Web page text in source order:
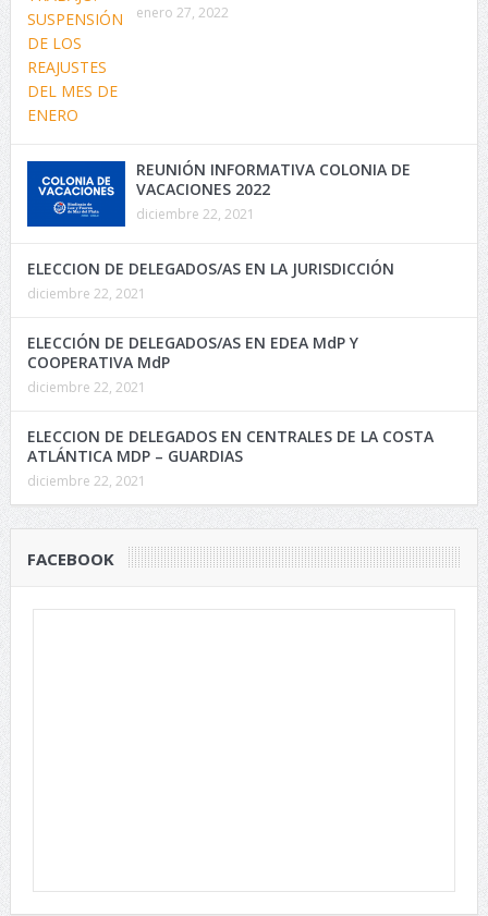
enero 27, 2022
REUNIÓN INFORMATIVA COLONIA DE
VACACIONES 2022
diciembre 22, 2021
ELECCION DE DELEGADOS/AS EN LA JURISDICCIÓN
diciembre 22, 2021
ELECCIÓN DE DELEGADOS/AS EN EDEA MdP Y
COOPERATIVA MdP
diciembre 22, 2021
ELECCION DE DELEGADOS EN CENTRALES DE LA COSTA
ATLÁNTICA MDP – GUARDIAS
diciembre 22, 2021
FACEBOOK